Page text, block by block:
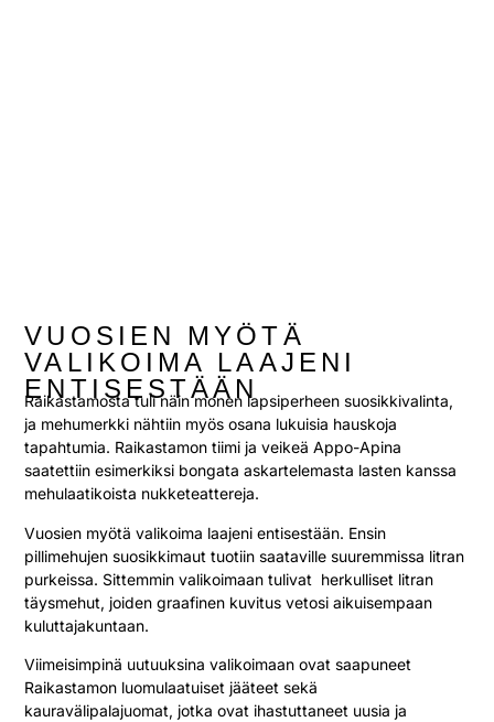
VUOSIEN MYÖTÄ
VALIKOIMA LAAJENI
ENTISESTÄÄN
Raikastamosta tuli näin monen lapsiperheen suosikkivalinta,
ja mehumerkki nähtiin myös osana lukuisia hauskoja
tapahtumia. Raikastamon tiimi ja veikeä Appo-Apina
saatettiin esimerkiksi bongata askartelemasta lasten kanssa
mehulaatikoista nukketeattereja.
Vuosien myötä valikoima laajeni entisestään. Ensin
pillimehujen suosikkimaut tuotiin saataville suuremmissa litran
purkeissa. Sittemmin valikoimaan tulivat herkulliset litran
täysmehut, joiden graafinen kuvitus vetosi aikuisempaan
kuluttajakuntaan.
Viimeisimpinä uutuuksina valikoimaan ovat saapuneet
Raikastamon luomulaatuiset jääteet sekä
kauravälipalajuomat, jotka ovat ihastuttaneet uusia ja